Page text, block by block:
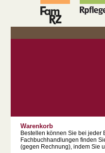
Warenkorb
Bestellen können Sie bei jeder
Fachbuchhandlungen finden
(gegen Rechnung), indem Sie